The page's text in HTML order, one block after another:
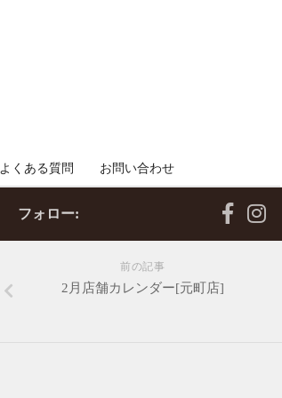
よくある質問 お問い合わせ
フォロー:
前の記事
2月店舗カレンダー[元町店]